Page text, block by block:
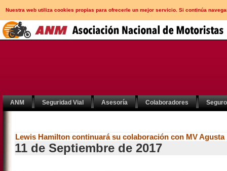
Nuestra web utiliza cookies propias para ofrecerle un mejor servicio. Si continúa
ANM Seguridad Vial Asesoría Colaboradores
Lewis Hamilton continuará su colaboración con MV Agusta
11 de Septiembre de 2017